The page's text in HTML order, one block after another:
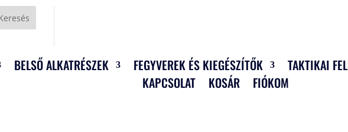
BELSŐ ALKATRÉSZEK FEGYVEREK ÉS KIEGÉSZÍTŐK
TAKTIKAI
KAPCSOLAT
KOSÁR FIÓKOM